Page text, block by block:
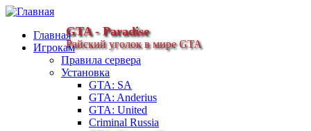
GTA - Paradise
Райский уголок в мире GTA
Главная
Игрокам
Правила сервера
Установка
GTA: SA
GTA: Anderius
GTA: United
Criminal Russia